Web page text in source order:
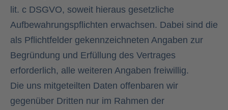
lit. c DSGVO, soweit hieraus gesetzliche
Aufbewahrungspflichten erwachsen. Dabei sind die
als Pflichtfelder gekennzeichneten Angaben zur
Begründung und Erfüllung des Vertrages
erforderlich, alle weiteren Angaben freiwillig.
Die uns mitgeteilten Daten offenbaren wir
gegenüber Dritten nur im Rahmen der